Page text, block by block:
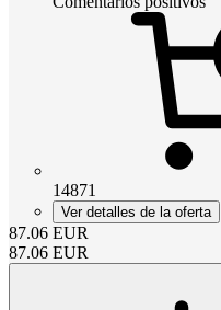
14871
Ver detalles de la oferta
87.06 EUR
87.06 EUR